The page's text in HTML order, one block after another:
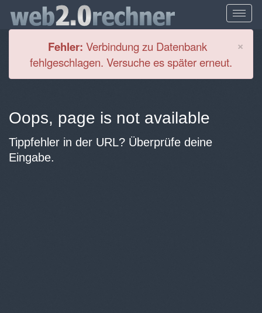
×
Fehler: Verbindung zu Datenbank
fehlgeschlagen. Versuche es später erneut.
Oops, page is not available
Tippfehler in der URL? Überprüfe deine
Eingabe.